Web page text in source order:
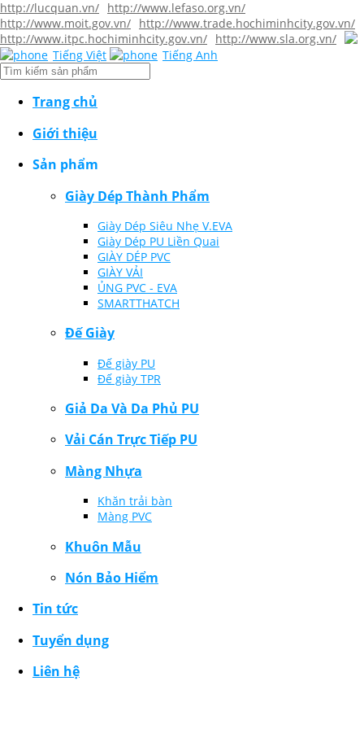
http://lucquan.vn/ http://www.lefaso.org.vn/
http://www.moit.gov.vn/ http://www.trade.hochiminhcity.gov.vn/
http://www.itpc.hochiminhcity.gov.vn/ http://www.sla.org.vn/
Tiếng Việt
Tiếng Anh
Trang chủ
Giới thiệu
Sản phẩm
Giày Dép Thành Phẩm
Giày Dép Siêu Nhẹ V.EVA
Giày Dép PU Liền Quai
GIÀY DÉP PVC
GIÀY VẢI
ỦNG PVC - EVA
SMARTTHATCH
Đế Giày
Đế giày PU
Đế giày TPR
Giả Da Và Da Phủ PU
Vải Cán Trực Tiếp PU
Màng Nhựa
Khăn trải bàn
Màng PVC
Khuôn Mẫu
Nón Bảo Hiểm
Tin tức
Tuyển dụng
Liên hệ